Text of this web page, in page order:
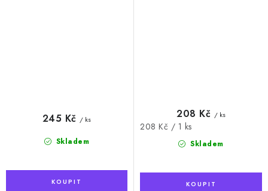
Skladem
245 Kč / ks
Skladem
208 Kč / ks
Měrná
208 Kč / 1 ks